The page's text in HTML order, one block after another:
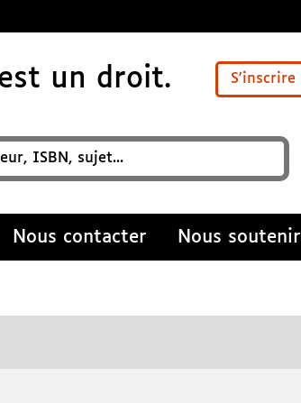
un droit. S'inscrire
Nous contacter Nous soutenir